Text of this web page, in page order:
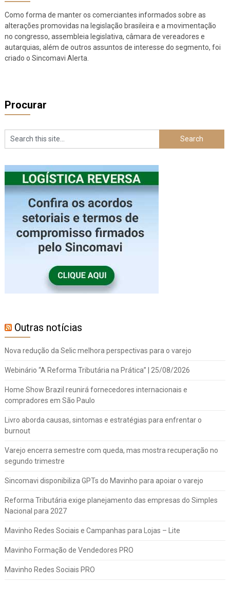
Como forma de manter os comerciantes informados sobre as
alterações promovidas na legislação brasileira e a movimentação
no congresso, assembleia legislativa, câmara de vereadores e
autarquias, além de outros assuntos de interesse do segmento, foi
criado o Sincomavi Alerta.
Procurar
Outras notícias
Nova redução da Selic melhora perspectivas para o varejo
Webinário “A Reforma Tributária na Prática” | 25/08/2026
Home Show Brazil reunirá fornecedores internacionais e
compradores em São Paulo
Livro aborda causas, sintomas e estratégias para enfrentar o
burnout
Varejo encerra semestre com queda, mas mostra recuperação no
segundo trimestre
Sincomavi disponibiliza GPTs do Mavinho para apoiar o varejo
Reforma Tributária exige planejamento das empresas do Simples
Nacional para 2027
Mavinho Redes Sociais e Campanhas para Lojas – Lite
Mavinho Formação de Vendedores PRO
Mavinho Redes Sociais PRO